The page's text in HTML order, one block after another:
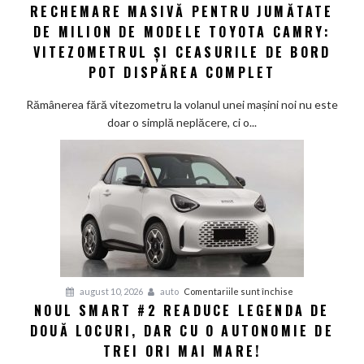
o
criză
energetică
Rechemare
masivă
pentru
milion
pot
complet
RECHEMARE MASIVĂ PENTRU JUMĂTATE
DE MILION DE MODELE TOYOTA CAMRY:
VITEZOMETRUL ȘI CEASURILE DE BORD
POT DISPĂREA COMPLET
Rămânerea fără vitezometru la volanul unei mașini noi nu este
doar o simplă neplăcere, ci o...
august 10, 2026 auto Comentariile sunt închise
Noul
Smart
NOUL SMART #2 READUCE LEGENDA DE
DOUĂ LOCURI, DAR CU O AUTONOMIE DE
TREI ORI MAI MARE!